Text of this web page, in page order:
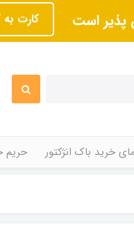
پذیر است کارت به
خرید باک انژکتور